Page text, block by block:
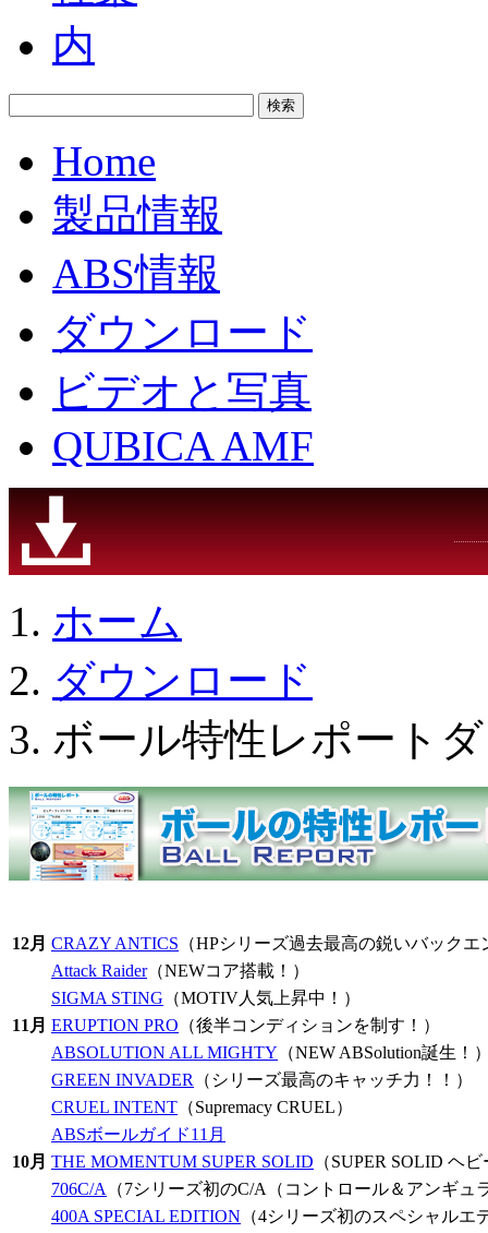
Home
製品情報
ABS情報
ダウンロード
ビデオと写真
QUBICA AMF
ホーム
ダウンロード
ボール特性レポート
12月 CRAZY ANTICS （HPシリーズ過去最高の鋭いバック
Attack Raider（NEWコア搭載！）
SIGMA STING （MOTIV人気上昇中！）
11月 ERUPTION PRO （後半コンディションを制す！）
ABSOLUTION ALL MIGHTY （NEW ABSolution誕生！
GREEN INVADER （シリーズ最高のキャッチ力！！）
CRUEL INTENT （Supremacy CRUEL）
ABSボールガイド11月
10月 THE MOMENTUM SUPER SOLID （SUPER SOLID ヘ
706C/A （7シリーズ初のC/A（コントロール＆アンギュ
400A SPECIAL EDITION （4シリーズ初のスペシャルエ